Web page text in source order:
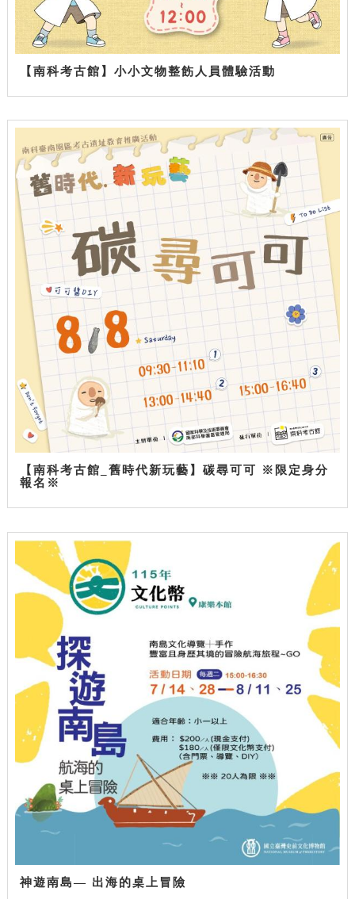
【南科考古館】小小文物整飭人員體驗活動
【南科考古館_舊時代新玩藝】碳尋可可 ※限定身分
報名※
神遊南島— 出海的桌上冒險